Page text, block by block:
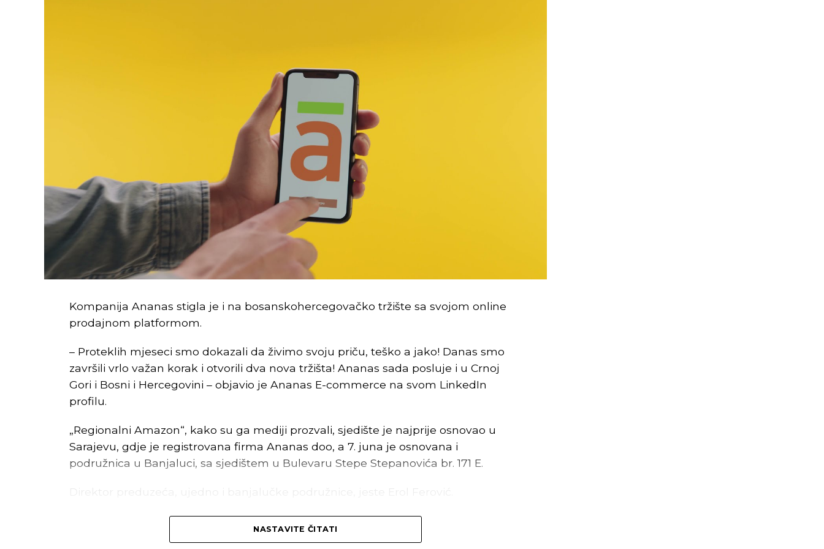
24 mjeseca, a tada je procijenjeno da će okvirna vrijednost objekta
neophodnom opremom i laboratorijom, iznositi 15 mil EUR.
eKapija je ranije pisala da je Saudijski fond za razvoj odobrio sredstva za dva
– jedan je izgradnja Studentskog centra u Foči, a drugi
izgradnja Naučno-tehnološkog parka u Banjaluci.
Što se tiče projektne dokumentacije koja je juče predata predstavnicima
Univerziteta i Ministarstva za naučno-tehnološki razvoj, ona je, kako je prenio
RTRS, finansirana kroz Italijanski fond za inovativne projekte, preko Razvojne
banke Savjeta Evrope.
REKLAMA
Inače, nadležni kažu da će budući Naučno-tehnološki park biti centralno mjesto
gdje se rađaju inovativne ideje i tehnološki napredak Srpske.
studenti UNIBL, odnosno naši nastavnici i saradnici kroz angažman u
kompanijama koje budu smještene u NTP – istakao je Radoslav Gajanin, rektor
Univerziteta u Banjaluci, prenosi RTRS.
Јedan od prvih programa koji će NTP uskoro početi sprovoditi jeste program
Kompanija Ananas stigla je i na bosanskohercegovačko tržište sa svojom online
prodajnom platformom.
– Proteklih mjeseci smo dokazali da živimo svoju priču, teško a jako! Danas smo
završili vrlo važan korak i otvorili dva nova tržišta! Ananas sada posluje i u Crnoj
Gori i Bosni i Hercegovini – objavio je Ananas E-commerce na svom LinkedIn
profilu.
„Regionalni Amazon“, kako su ga mediji prozvali, sjedište je najprije osnovao u
Sarajevu, gdje je registrovana firma Ananas doo, a 7. juna je osnovana i
podružnica u Banjaluci, sa sjedištem u Bulevaru Stepe Stepanovića br. 171 E.
Direktni osnivač sarajevskog društva jeAnanas E-CommerceBeograd. Vlasnik
, a kako je ranije saopšteno iz kompanije,
NASTAVITE ČITATI